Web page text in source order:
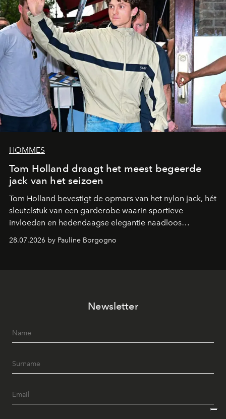
HOMMES
Tom Holland draagt het meest begeerde
jack van het seizoen
Tom Holland bevestigt de opmars van het nylon jack, hét
sleutelstuk van een garderobe waarin sportieve
invloeden en hedendaagse elegantie naadloos
samenkomen.
28.07.2026 by Pauline Borgogno
Newsletter